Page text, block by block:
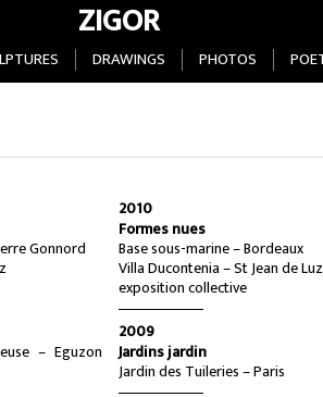
ZIGOR
DRAWINGS PHOTOS
Gonnord
– Eguzon
2010
Formes nues
Base sous-marine – Bordeaux
Villa Ducontenia – St Jean de Luz
exposition collective
2009
Jardins jardin
Jardin des Tuileries – Paris